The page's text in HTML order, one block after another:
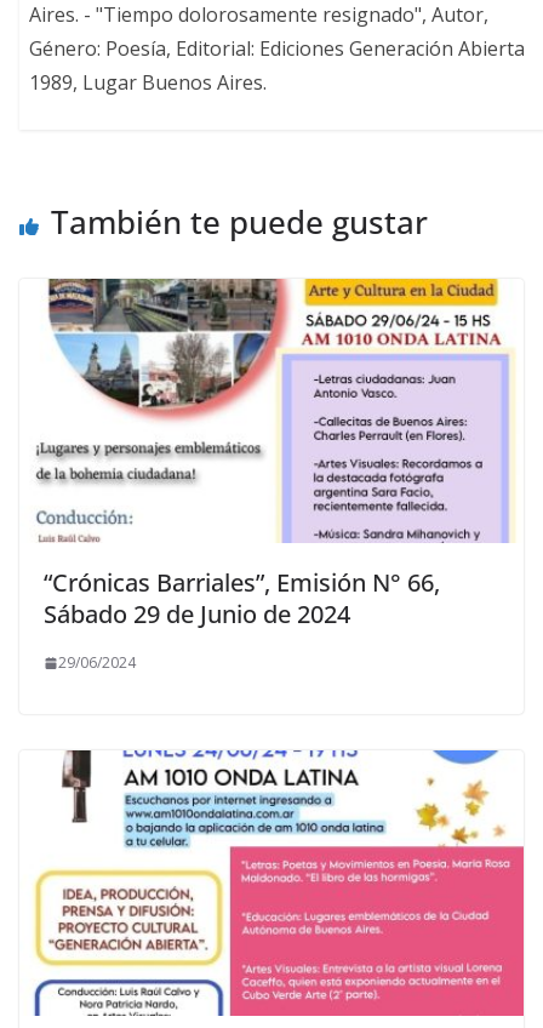
Aires. - "Tiempo dolorosamente resignado", Autor,
Género: Poesía, Editorial: Ediciones Generación Abierta
1989, Lugar Buenos Aires.
También te puede gustar
“Crónicas Barriales”, Emisión N° 66,
Sábado 29 de Junio de 2024
29/06/2024